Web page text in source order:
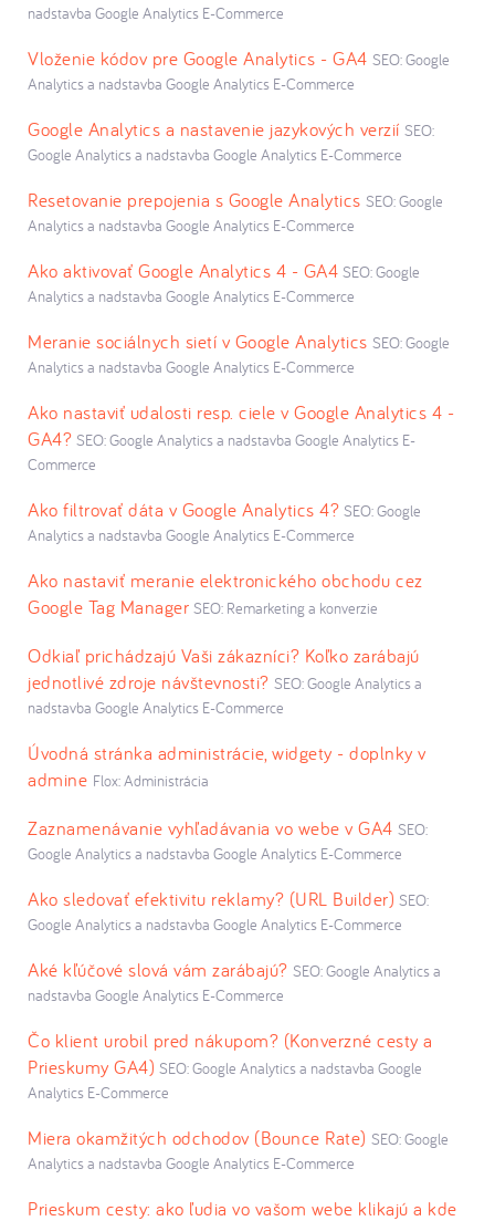
nadstavba Google Analytics E-Commerce
Vloženie kódov pre Google Analytics - GA4 SEO: Google
Analytics a nadstavba Google Analytics E-Commerce
Google Analytics a nastavenie jazykových verzií SEO:
Google Analytics a nadstavba Google Analytics E-Commerce
Resetovanie prepojenia s Google Analytics SEO: Google
Analytics a nadstavba Google Analytics E-Commerce
Ako aktivovať Google Analytics 4 - GA4 SEO: Google
Analytics a nadstavba Google Analytics E-Commerce
Meranie sociálnych sietí v Google Analytics SEO: Google
Analytics a nadstavba Google Analytics E-Commerce
Ako nastaviť udalosti resp. ciele v Google Analytics 4 -
GA4? SEO: Google Analytics a nadstavba Google Analytics E-
Commerce
Ako filtrovať dáta v Google Analytics 4? SEO: Google
Analytics a nadstavba Google Analytics E-Commerce
Ako nastaviť meranie elektronického obchodu cez
Google Tag Manager SEO: Remarketing a konverzie
Odkiaľ prichádzajú Vaši zákazníci? Koľko zarábajú
jednotlivé zdroje návštevnosti? SEO: Google Analytics a
nadstavba Google Analytics E-Commerce
Úvodná stránka administrácie, widgety - doplnky v
admine Flox: Administrácia
Zaznamenávanie vyhľadávania vo webe v GA4 SEO:
Google Analytics a nadstavba Google Analytics E-Commerce
Ako sledovať efektivitu reklamy? (URL Builder) SEO:
Google Analytics a nadstavba Google Analytics E-Commerce
Aké kľúčové slová vám zarábajú? SEO: Google Analytics a
nadstavba Google Analytics E-Commerce
Čo klient urobil pred nákupom? (Konverzné cesty a
Prieskumy GA4) SEO: Google Analytics a nadstavba Google
Analytics E-Commerce
Miera okamžitých odchodov (Bounce Rate) SEO: Google
Analytics a nadstavba Google Analytics E-Commerce
Prieskum cesty: ako ľudia vo vašom webe klikajú a kde